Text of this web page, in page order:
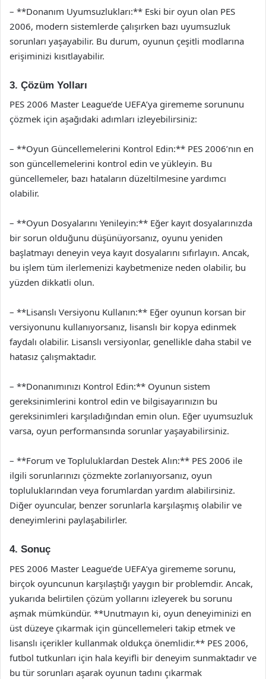
– **Donanım Uyumsuzlukları:** Eski bir oyun olan PES
2006, modern sistemlerde çalışırken bazı uyumsuzluk
sorunları yaşayabilir. Bu durum, oyunun çeşitli modlarına
erişiminizi kısıtlayabilir.
3. Çözüm Yolları
PES 2006 Master League’de UEFA’ya girememe sorununu
çözmek için aşağıdaki adımları izleyebilirsiniz:
– **Oyun Güncellemelerini Kontrol Edin:** PES 2006’nın en
son güncellemelerini kontrol edin ve yükleyin. Bu
güncellemeler, bazı hataların düzeltilmesine yardımcı
olabilir.
– **Oyun Dosyalarını Yenileyin:** Eğer kayıt dosyalarınızda
bir sorun olduğunu düşünüyorsanız, oyunu yeniden
başlatmayı deneyin veya kayıt dosyalarını sıfırlayın. Ancak,
bu işlem tüm ilerlemenizi kaybetmenize neden olabilir, bu
yüzden dikkatli olun.
– **Lisanslı Versiyonu Kullanın:** Eğer oyunun korsan bir
versiyonunu kullanıyorsanız, lisanslı bir kopya edinmek
faydalı olabilir. Lisanslı versiyonlar, genellikle daha stabil ve
hatasız çalışmaktadır.
– **Donanımınızı Kontrol Edin:** Oyunun sistem
gereksinimlerini kontrol edin ve bilgisayarınızın bu
gereksinimleri karşıladığından emin olun. Eğer uyumsuzluk
varsa, oyun performansında sorunlar yaşayabilirsiniz.
– **Forum ve Topluluklardan Destek Alın:** PES 2006 ile
ilgili sorunlarınızı çözmekte zorlanıyorsanız, oyun
topluluklarından veya forumlardan yardım alabilirsiniz.
Diğer oyuncular, benzer sorunlarla karşılaşmış olabilir ve
deneyimlerini paylaşabilirler.
4. Sonuç
PES 2006 Master League’de UEFA’ya girememe sorunu,
birçok oyuncunun karşılaştığı yaygın bir problemdir. Ancak,
yukarıda belirtilen çözüm yollarını izleyerek bu sorunu
aşmak mümkündür. **Unutmayın ki, oyun deneyiminizi en
üst düzeye çıkarmak için güncellemeleri takip etmek ve
lisanslı içerikler kullanmak oldukça önemlidir.** PES 2006,
futbol tutkunları için hala keyifli bir deneyim sunmaktadır ve
bu tür sorunları aşarak oyunun tadını çıkarmak